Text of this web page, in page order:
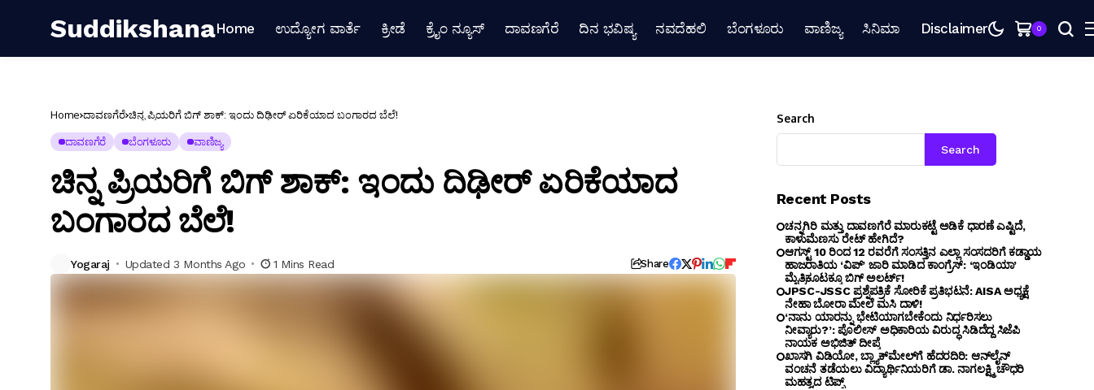
SuddikshanaHome ಉದ್ಯೋಗ ವಾರ್ತೆ ಕ್ರೀಡೆ ಕ್ರೈಂ ನ್ಯೂಸ್ ದಾವಣಗೆರೆ ದಿನ ಭವಿಷ್ಯ ನವದೆಹಲಿ ಬೆಂಗಳೂರು ವಾಣಿಜ್ಯ ಸಿನಿಮಾ Disclaimer 0
Home ದಾವಣಗೆರೆ ಚಿನ್ನ ಪ್ರಿಯರಿಗೆ ಬಿಗ್ ಶಾಕ್: ಇಂದು ದಿಢೀರ್ ಏರಿಕೆಯಾದ ಬಂಗಾರದ ಬೆಲೆ!
ದಾವಣಗೆರೆ ಬೆಂಗಳೂರು ವಾಣಿಜ್ಯ
ಚಿನ್ನ ಪ್ರಿಯರಿಗೆ ಬಿಗ್ ಶಾಕ್: ಇಂದು ದಿಢೀರ್ ಏರಿಕೆಯಾದ
ಬಂಗಾರದ ಬೆಲೆ!
Yogaraj Updated 3 Months Ago 1 Mins Read Share
Search
Search
Recent Posts
ಚನ್ನಗಿರಿ ಮತ್ತು ದಾವಣಗೆರೆ ಮಾರುಕಟ್ಟೆ ಅಡಿಕೆ ಧಾರಣೆ ಎಷ್ಟಿದೆ,
ಕಾಳುಮೆಣಸು ರೇಟ್ ಹೇಗಿದೆ?
ಆಗಸ್ಟ್ 10 ರಿಂದ 12 ರವರೆಗೆ ಸಂಸತ್ತಿನ ಎಲ್ಲಾ ಸಂಸದರಿಗೆ ಕಡ್ಡಾಯ
ಹಾಜರಾತಿಯ ‘ವಿಪ್’ ಜಾರಿ ಮಾಡಿದ ಕಾಂಗ್ರೆಸ್: ‘ಇಂಡಿಯಾ’
ಮೈತ್ರಿಕೂಟಕ್ಕೂ ಬಿಗ್ ಅಲರ್ಟ್!
JPSC-JSSC ಪ್ರಶ್ನೆಪತ್ರಿಕೆ ಸೋರಿಕೆ ಪ್ರತಿಭಟನೆ: AISA ಅಧ್ಯಕ್ಷೆ
ನೇಹಾ ಬೋರಾ ಮೇಲೆ ಮಸಿ ದಾಳಿ!
‘ನಾನು ಯಾರನ್ನು ಭೇಟಿಯಾಗಬೇಕೆಂದು ನಿರ್ಧರಿಸಲು
ನೀವ್ಯಾರು?’: ಪೊಲೀಸ್ ಅಧಿಕಾರಿಯ ವಿರುದ್ಧ ಸಿಡಿದೆದ್ದ ಸಿಜೆಪಿ
ನಾಯಕ ಅಭಿಜಿತ್ ದೀಪ್ಕೆ
ಖಾಸಗಿ ವಿಡಿಯೋ, ಬ್ಲ್ಯಾಕ್‌ಮೇಲ್‌ಗೆ ಹೆದರದಿರಿ: ಆನ್‌ಲೈನ್
ವಂಚನೆ ತಡೆಯಲು ವಿದ್ಯಾರ್ಥಿನಿಯರಿಗೆ ಡಾ. ನಾಗಲಕ್ಷ್ಮಿ ಚೌಧರಿ
ಮಹತ್ವದ ಟಿಪ್ಸ್